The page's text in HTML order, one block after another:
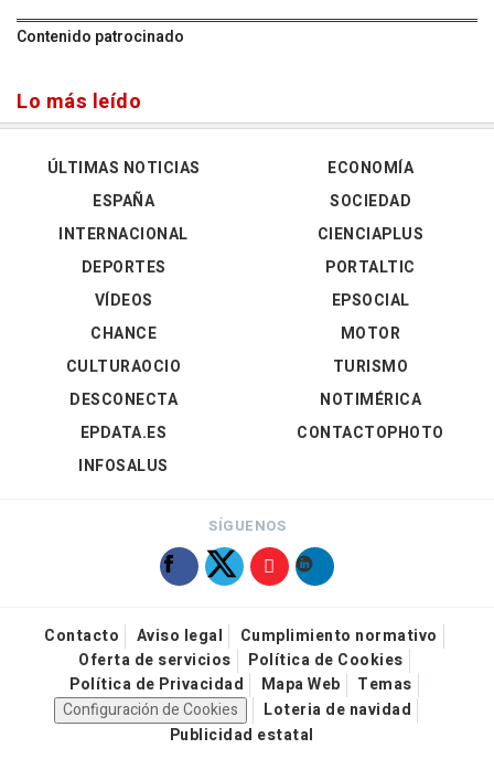
Contenido patrocinado
Lo más leído
ÚLTIMAS NOTICIAS
ESPAÑA
INTERNACIONAL
DEPORTES
VÍDEOS
ECONOMÍA
SOCIEDAD
CIENCIAPLUS
PORTALTIC
EPSOCIAL
CHANCE
CULTURAOCIO
DESCONECTA
EPDATA.ES
INFOSALUS
MOTOR
TURISMO
NOTIMÉRICA
CONTACTOPHOTO
SÍGUENOS
Contacto Aviso legal
Cumplimiento normativo
Oferta de servicios
Política de Cookies
Política de Privacidad
Mapa Web
Temas
Configuración de Cookies
Loteria de navidad
Publicidad estatal